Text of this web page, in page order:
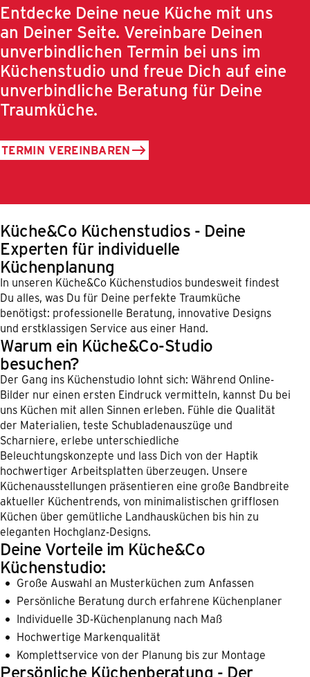
Entdecke Deine neue Küche mit uns
an Deiner Seite. Vereinbare Deinen
unverbindlichen Termin bei uns im
Küchenstudio und freue Dich auf eine
unverbindliche Beratung für Deine
Traumküche.
TERMIN VEREINBAREN
Küche&Co Küchenstudios - Deine
Experten für individuelle
Küchenplanung
In unseren Küche&Co Küchenstudios bundesweit findest
Du alles, was Du für Deine perfekte Traumküche
benötigst: professionelle Beratung, innovative Designs
und erstklassigen Service aus einer Hand.
Warum ein Küche&Co-Studio
besuchen?
Der Gang ins Küchenstudio lohnt sich: Während Online-
Bilder nur einen ersten Eindruck vermitteln, kannst Du bei
uns Küchen mit allen Sinnen erleben. Fühle die Qualität
der Materialien, teste Schubladenauszüge und
Scharniere, erlebe unterschiedliche
Beleuchtungskonzepte und lass Dich von der Haptik
hochwertiger Arbeitsplatten überzeugen. Unsere
Küchenausstellungen präsentieren eine große Bandbreite
aktueller Küchentrends, von minimalistischen grifflosen
Küchen über gemütliche Landhausküchen bis hin zu
eleganten Hochglanz-Designs.
Deine Vorteile im Küche&Co
Küchenstudio:
Große Auswahl an Musterküchen zum Anfassen
Persönliche Beratung durch erfahrene Küchenplaner
Individuelle 3D-Küchenplanung nach Maß
Hochwertige Markenqualität
Komplettservice von der Planung bis zur Montage
Persönliche Küchenberatung - Der